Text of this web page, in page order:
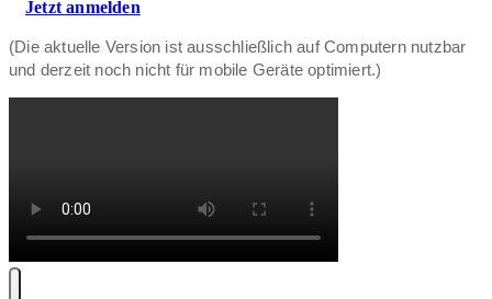
Jetzt anmelden
(Die aktuelle Version ist ausschließlich auf Computern nutzbar
und derzeit noch nicht für mobile Geräte optimiert.)